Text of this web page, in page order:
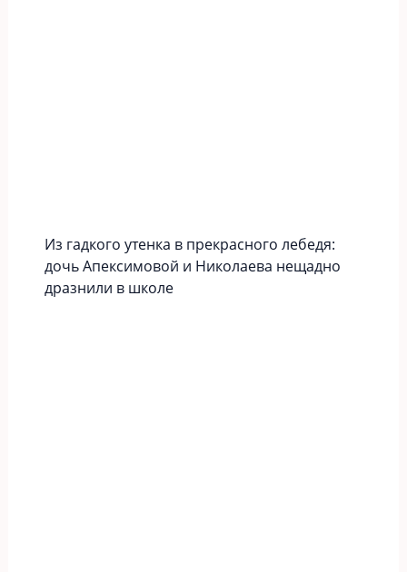
Из гадкого утенка в прекрасного лебедя:
дочь Апексимовой и Николаева нещадно
дразнили в школе